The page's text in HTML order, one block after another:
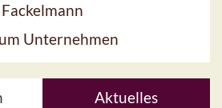
Fackelmann
Unternehmen
Aktuelles